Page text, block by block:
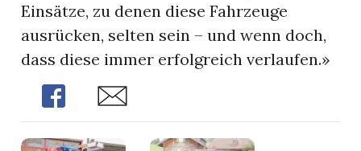
Einsätze, zu denen diese Fahrzeuge
ausrücken, selten sein – und wenn doch,
dass diese immer erfolgreich verlaufen.»
Share
Share